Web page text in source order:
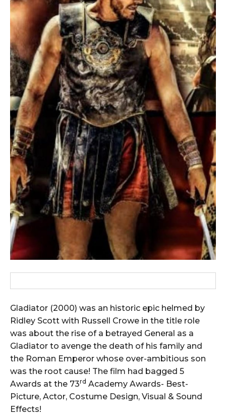
Gladiator (2000) was an historic epic helmed by
Ridley Scott with Russell Crowe in the title role
was about the rise of a betrayed General as a
Gladiator to avenge the death of his family and
the Roman Emperor whose over-ambitious son
was the root cause! The film had bagged 5
Awards at the 73rd Academy Awards- Best-
Picture, Actor, Costume Design, Visual & Sound
Effects!